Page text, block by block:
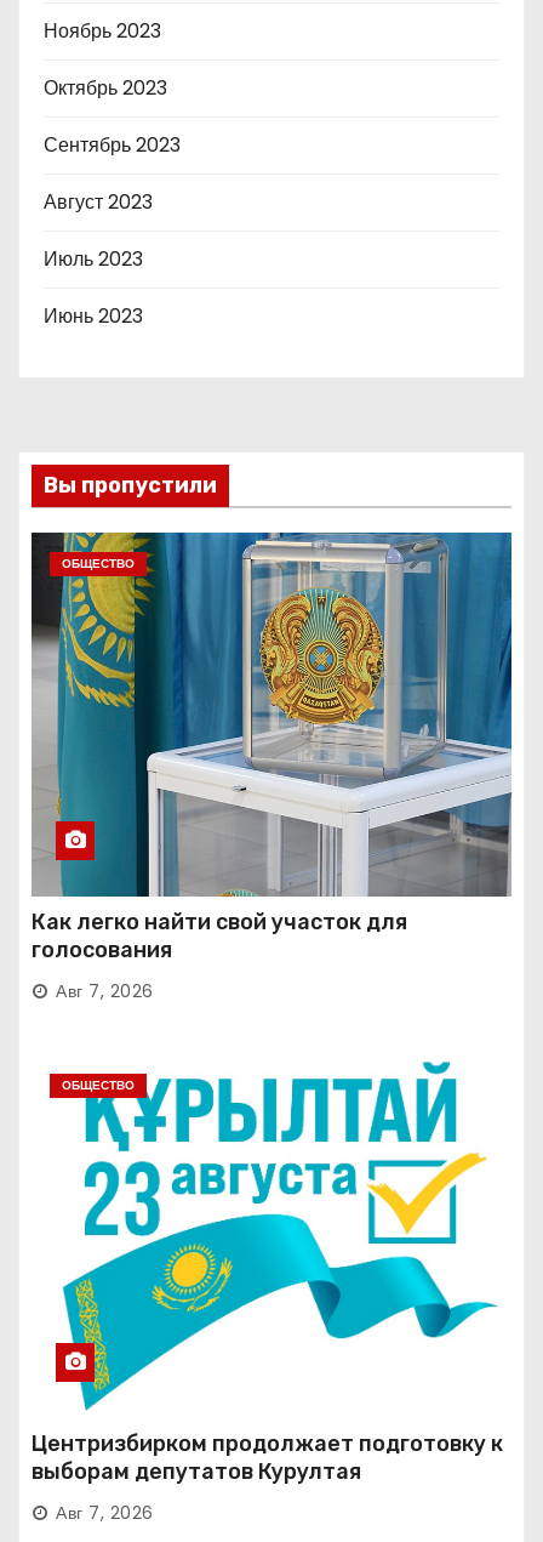
Ноябрь 2023
Октябрь 2023
Сентябрь 2023
Август 2023
Июль 2023
Июнь 2023
Вы пропустили
ОБЩЕСТВО
Как легко найти свой участок для
голосования
Авг 7, 2026
ОБЩЕСТВО
Центризбирком продолжает подготовку к
выборам депутатов Курултая
Авг 7, 2026